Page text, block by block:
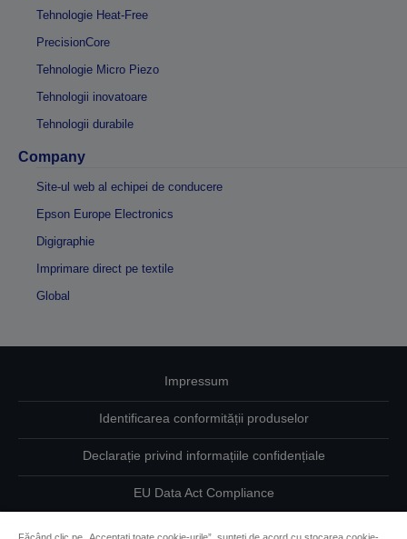
Tehnologie Heat-Free
PrecisionCore
Tehnologie Micro Piezo
Tehnologii inovatoare
Tehnologii durabile
Company
Site-ul web al echipei de conducere
Epson Europe Electronics
Digigraphie
Imprimare direct pe textile
Global
Impressum
Identificarea conformității produselor
Declarație privind informațiile confidențiale
EU Data Act Compliance